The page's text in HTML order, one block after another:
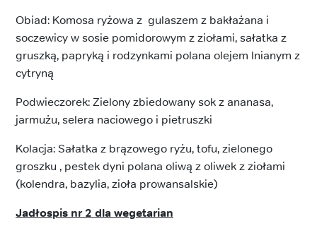
Obiad: Komosa ryżowa z gulaszem z bakłażana i
soczewicy w sosie pomidorowym z ziołami, sałatka z
gruszką, papryką i rodzynkami polana olejem lnianym z
cytryną
Podwieczorek: Zielony zbiedowany sok z ananasa,
jarmużu, selera naciowego i pietruszki
Kolacja: Sałatka z brązowego ryżu, tofu, zielonego
groszku , pestek dyni polana oliwą z oliwek z ziołami
(kolendra, bazylia, zioła prowansalskie)
Jadłospis nr 2 dla wegetarian